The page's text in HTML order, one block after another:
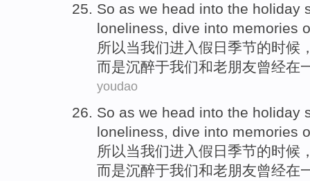
So as we head into the holiday
loneliness, dive into memories
所以当我们进入假日 季节的时候
而是沉醉于我们和老朋友曾经在
youdao
So as we head into the holiday
loneliness, dive into memories
所以当我们进入假日 季节的时候
而是沉醉于我们和老朋友曾经在